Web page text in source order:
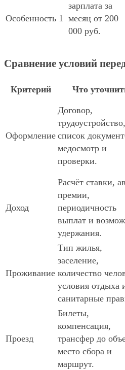
Особенность 1
зарплата за
месяц от 200
000 руб.
Сравнение условий
Критерий Что
Оформление
Договор,
трудоустройство,
список
медосмотр и
проверки.
Доход
Расчёт ставки,
премии,
периодичность
выплат и
удержания.
Проживание
Тип жилья,
заселение,
количество
условия отдыха
санитарные
Проезд
Билеты,
компенсация,
трансфер до
место сбора и
маршрут.